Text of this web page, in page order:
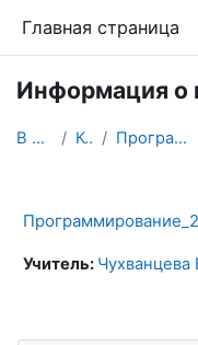
Главная страница
Информация о
В начало Курсы Программирование
Учитель: Чухванцева